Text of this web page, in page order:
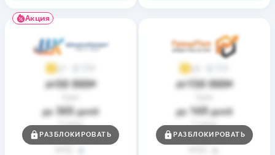
Акция
3,7
до50 000₴
до 365дней
Ставка
от0,01%
РАЗБЛОКИРОВАТЬ
3,9
до150 000₴
до 169дней
Ставка
от0,01%
РАЗБЛОКИРОВАТЬ